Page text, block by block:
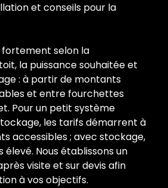
et conseils pour la
fortement selon la
la puissance souhaitée et
: à partir de montants
et entre fourchettes
Pour un petit système
les tarifs démarrent à
accessibles ; avec stockage,
élevé. Nous établissons un
visite et sur devis afin
à vos objectifs.